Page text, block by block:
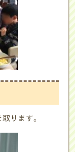
ります。